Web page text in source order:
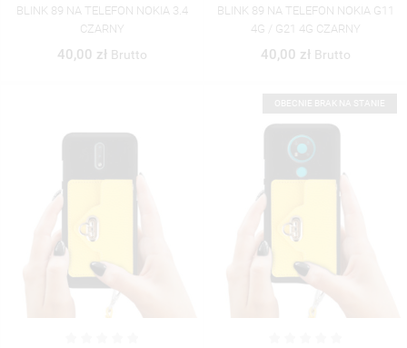
BLINK 89 NA TELEFON NOKIA 3.4
CZARNY
40,00 zł Brutto
BLINK 89 NA TELEFON NOKIA G11
4G / G21 4G CZARNY
40,00 zł Brutto